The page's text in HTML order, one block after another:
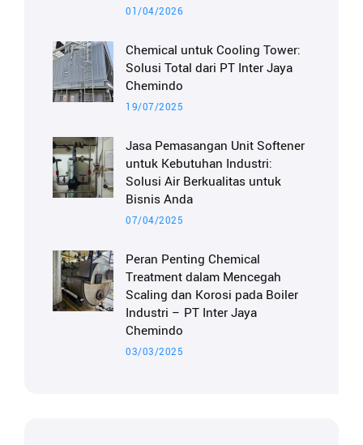
01/04/2026
Chemical untuk Cooling Tower:
Solusi Total dari PT Inter Jaya
Chemindo
19/07/2025
Jasa Pemasangan Unit Softener
untuk Kebutuhan Industri:
Solusi Air Berkualitas untuk
Bisnis Anda
07/04/2025
Peran Penting Chemical
Treatment dalam Mencegah
Scaling dan Korosi pada Boiler
Industri – PT Inter Jaya
Chemindo
03/03/2025